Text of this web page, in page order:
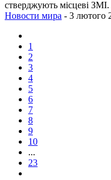
стверджують місцеві ЗМІ.
Новости мира - 3 лютого
1
2
3
4
5
6
7
8
9
10
...
23